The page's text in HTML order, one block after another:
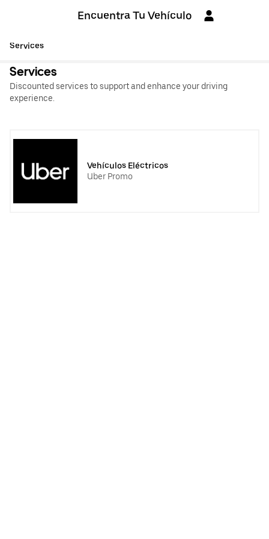
Encuentra Tu Vehículo
Services
Services
Discounted services to support and enhance your driving
experience.
Vehículos Eléctricos
Uber Promo